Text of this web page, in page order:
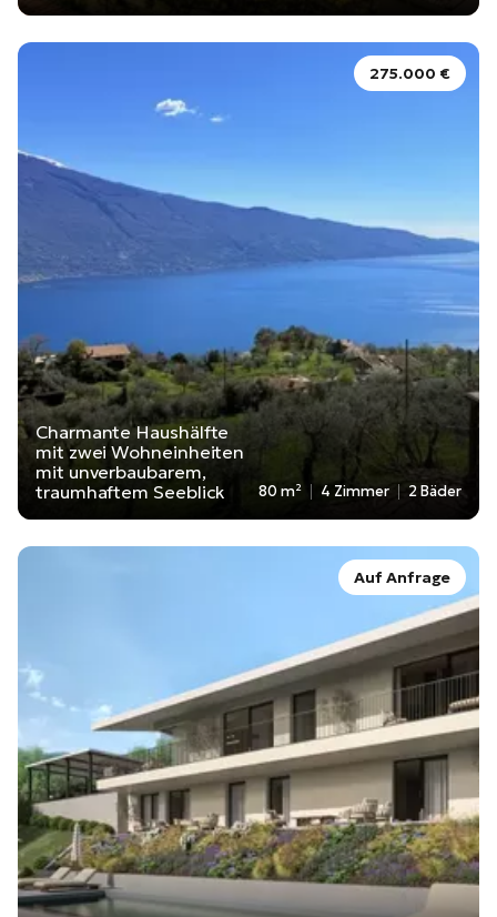
275.000 €
Charmante Haushälfte
mit zwei Wohneinheiten
mit unverbaubarem,
traumhaftem Seeblick
80 m² 4 Zimmer 2 Bäder
Auf Anfrage